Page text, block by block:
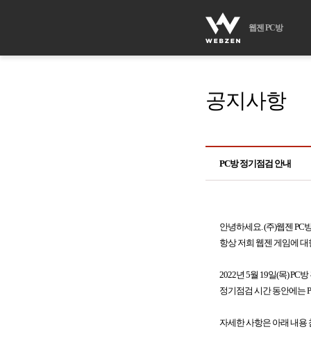
웹젠 PC방
공지사항
PC방 정기점검 안내
안녕하세요. (주)웹젠 PC
항상 저희 웹젠 게임에
2022년 5월 19일(목) PC
정기점검 시간 동안에는
자세한 사항은 아래 내용